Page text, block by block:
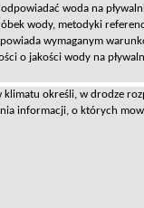
woda na
wody, metodyki
wymaganym
o jakości wody na
klimatu określi, w drodze
informacji, o których